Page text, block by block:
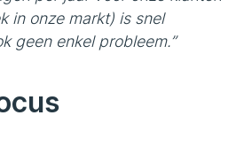
in onze markt) is snel
geen enkel probleem.”